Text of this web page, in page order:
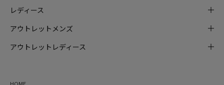
レディース
アウトレットメンズ
アウトレットレディース